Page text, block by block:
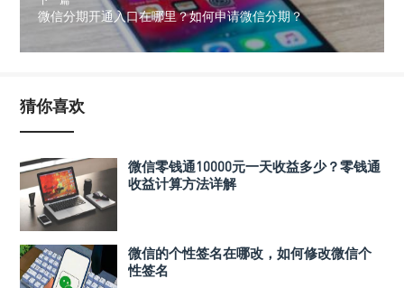
微信分期开通入口在哪里？如何申请微信分期？
猜你喜欢
微信零钱通10000元一天收益多少？零钱通
收益计算方法详解
微信的个性签名在哪改，如何修改微信个
性签名